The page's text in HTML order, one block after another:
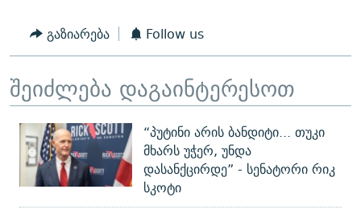
გაზიარება Follow us
შეიძლება დაგაინტერესოთ
“პუტინი არის ბანდიტი... თუკი
მხარს უჭერ, უნდა
დასანქცირდე” - სენატორი რიკ
სკოტი